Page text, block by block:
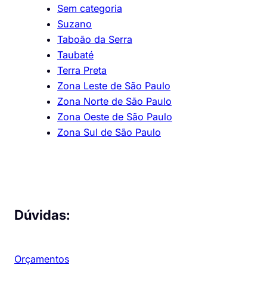
Sem categoria
Suzano
Taboão da Serra
Taubaté
Terra Preta
Zona Leste de São Paulo
Zona Norte de São Paulo
Zona Oeste de São Paulo
Zona Sul de São Paulo
Dúvidas:
Orçamentos